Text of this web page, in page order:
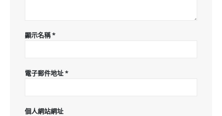
顯示名稱*
電子郵件地址*
個人網站網址